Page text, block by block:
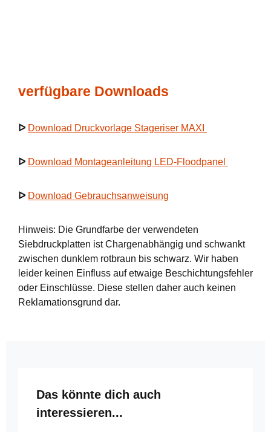
verfügbare Downloads
ᐅ Download Druckvorlage Stageriser MAXI
ᐅ Download Montageanleitung LED-Floodpanel
ᐅ Download Gebrauchsanweisung
Hinweis: Die Grundfarbe der verwendeten
Siebdruckplatten ist Chargenabhängig und schwankt
zwischen dunklem rotbraun bis schwarz. Wir haben
leider keinen Einfluss auf etwaige Beschichtungsfehler
oder Einschlüsse. Diese stellen daher auch keinen
Reklamationsgrund dar.
Produktgalerie überspringen
Das könnte dich auch
interessieren...